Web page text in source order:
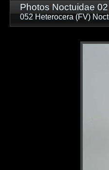
Photos Noctuidae 02
052 Heterocera (FV)